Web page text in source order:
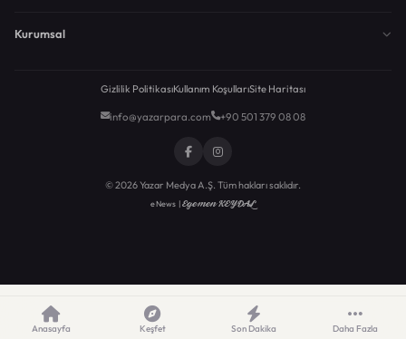
Kurumsal
Gizlilik PolitikasıKullanım KoşullarıSite Haritası
info@yazarpara.com +90 501 379 08 08
© 2026 Yazar Medya A.Ş. Tüm hakları saklıdır.
eNews |Egemen KEYDAL
Anasayfa Keşfet Son Dakika Daha Fazla